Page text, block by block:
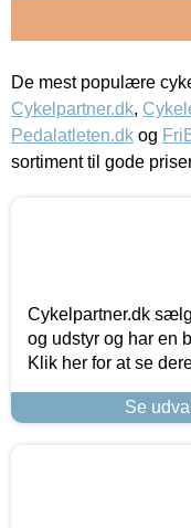
De mest populære
Cykelpartner.dk,
Pedalatleten.dk og
sortiment til gode
Cykelpartner.dk
og udstyr og har en
Klik her for at se
Se